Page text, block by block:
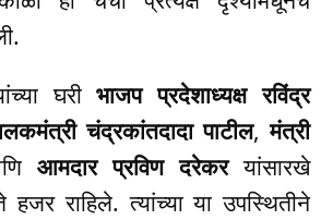
घरीभाजप प्रदेशाध्यक्ष रविंद्र
चंद्रकांतदादा पाटील,मंत्री
आमदार प्रविण दरेकरयांसारखे
हजर राहिले. त्यांच्या या उपस्थितीने